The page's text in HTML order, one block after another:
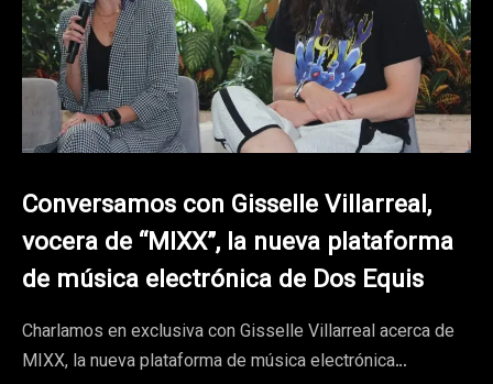
Conversamos con Gisselle Villarreal,
vocera de “MIXX”, la nueva plataforma
de música electrónica de Dos Equis
Charlamos en exclusiva con Gisselle Villarreal acerca de
MIXX, la nueva plataforma de música electrónica…